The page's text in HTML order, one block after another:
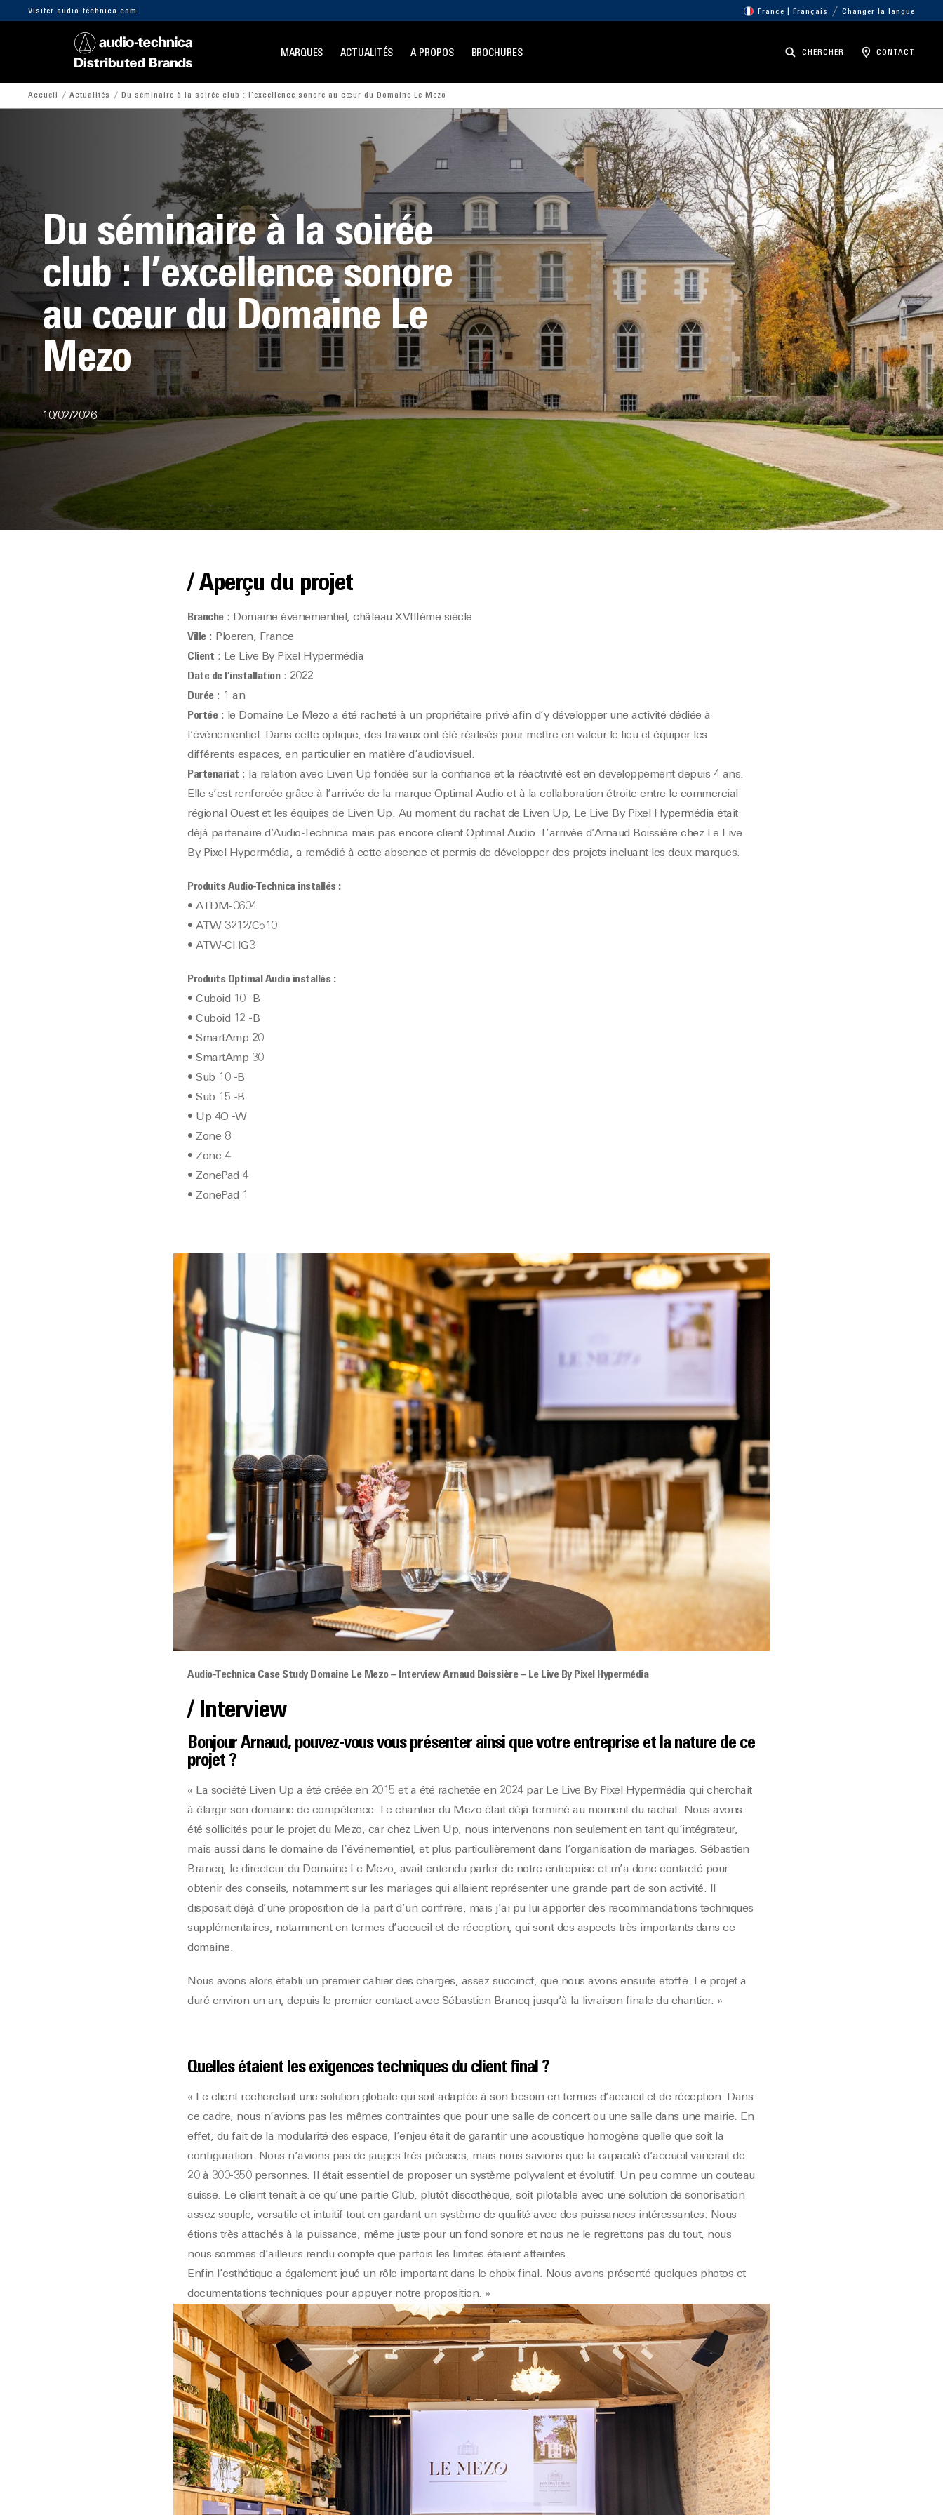
Visiter audio-technica.com France | Français Changer la langue
MARQUES ACTUALITÉS A PROPOS BROCHURES CHERCHER CONTACT
Accueil Actualités Du séminaire à la soirée club : l’excellence sonore au cœur du Domaine Le Mezo
Du séminaire à la soirée
club : l’excellence sonore
au cœur du Domaine Le
Mezo
10/02/2026
/ Aperçu du projet
Branche: Domaine événementiel, château XVIIIème siècle
Ville: Ploeren, France
Client : Le Live By Pixel Hypermédia
Date de l’installation: 2022
Durée: 1 an
Portée: le Domaine Le Mezo a été racheté à un propriétaire privé afin d’y développer une activité dédiée à
l’événementiel. Dans cette optique, des travaux ont été réalisés pour mettre en valeur le lieu et équiper les
différents espaces, en particulier en matière d’audiovisuel.
Partenariat : la relation avec Liven Up fondée sur la confiance et la réactivité est en développement depuis 4 ans.
Elle s’est renforcée grâce à l’arrivée de la marque Optimal Audio et à la collaboration étroite entre le commercial
régional Ouest et les équipes de Liven Up. Au moment du rachat de Liven Up, Le Live By Pixel Hypermédia était
déjà partenaire d’Audio-Technica mais pas encore client Optimal Audio. L’arrivée d’Arnaud Boissière chez Le Live
By Pixel Hypermédia, a remédié à cette absence et permis de développer des projets incluant les deux marques.
Produits Audio-Technica installés :
• ATDM-0604
• ATW-3212/C510
• ATW-CHG3
Produits Optimal Audio installés :
• Cuboid 10 -B
• Cuboid 12 -B
• SmartAmp 20
• SmartAmp 30
• Sub 10 -B
• Sub 15 -B
• Up 4O -W
• Zone 8
• Zone 4
• ZonePad 4
• ZonePad 1
Audio-Technica Case Study Domaine Le Mezo – Interview Arnaud Boissière – Le Live By Pixel Hypermédia
/ Interview
Bonjour Arnaud, pouvez-vous vous présenter ainsi que votre entreprise et la nature de ce
projet ?
« La société Liven Up a été créée en 2015 et a été rachetée en 2024 par Le Live By Pixel Hypermédia qui cherchait
à élargir son domaine de compétence. Le chantier du Mezo était déjà terminé au moment du rachat. Nous avons
été sollicités pour le projet du Mezo, car chez Liven Up, nous intervenons non seulement en tant qu’intégrateur,
mais aussi dans le domaine de l’événementiel, et plus particulièrement dans l’organisation de mariages. Sébastien
Brancq, le directeur du Domaine Le Mezo, avait entendu parler de notre entreprise et m’a donc contacté pour
obtenir des conseils, notamment sur les mariages qui allaient représenter une grande part de son activité. Il
disposait déjà d’une proposition de la part d’un confrère, mais j’ai pu lui apporter des recommandations techniques
supplémentaires, notamment en termes d’accueil et de réception, qui sont des aspects très importants dans ce
domaine.
Nous avons alors établi un premier cahier des charges, assez succinct, que nous avons ensuite étoffé. Le projet a
duré environ un an, depuis le premier contact avec Sébastien Brancq jusqu’à la livraison finale du chantier. »
Quelles étaient les exigences techniques du client final ?
« Le client recherchait une solution globale qui soit adaptée à son besoin en termes d’accueil et de réception. Dans
ce cadre, nous n’avions pas les mêmes contraintes que pour une salle de concert ou une salle dans une mairie. En
effet, du fait de la modularité des espace, l’enjeu était de garantir une acoustique homogène quelle que soit la
configuration. Nous n’avions pas de jauges très précises, mais nous savions que la capacité d’accueil varierait de
20 à 300-350 personnes. Il était essentiel de proposer un système polyvalent et évolutif. Un peu comme un couteau
suisse. Le client tenait à ce qu’une partie Club, plutôt discothèque, soit pilotable avec une solution de sonorisation
assez souple, versatile et intuitif tout en gardant un système de qualité avec des puissances intéressantes. Nous
étions très attachés à la puissance, même juste pour un fond sonore et nous ne le regrettons pas du tout, nous
nous sommes d’ailleurs rendu compte que parfois les limites étaient atteintes.
Enfin l’esthétique a également joué un rôle important dans le choix final. Nous avons présenté quelques photos et
documentations techniques pour appuyer notre proposition. »